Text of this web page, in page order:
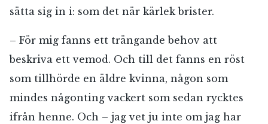
sätta sig in i: som det när kärlek brister.
– För mig fanns ett trängande behov att
beskriva ett vemod. Och till det fanns en röst
som tillhörde en äldre kvinna, någon som
mindes någonting vackert som sedan rycktes
ifrån henne. Och – jag vet ju inte om jag har